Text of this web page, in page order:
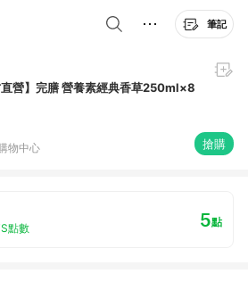
筆記
直營】完膳 營養素經典香草250ml×8
物中心 搶購
點數 5點